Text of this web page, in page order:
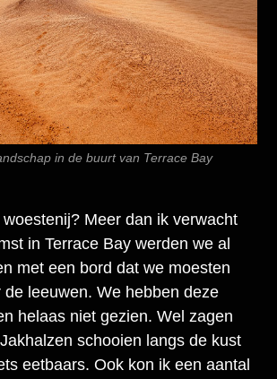
in de buurt van Terrace Bay
Meer dan ik verwacht
in Terrace Bay werden we al
met een bord dat we moesten
de leeuwen. We hebben deze
helaas niet gezien. Wel zagen
schooien langs de kust
eetbaars. Ook kon ik een aantal